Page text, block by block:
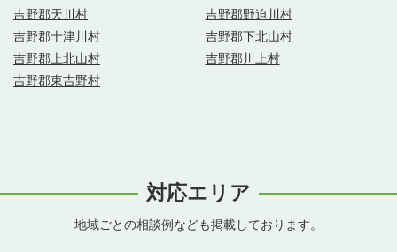
吉野郡天川村
吉野郡野迫川村
吉野郡十津川村
吉野郡下北山村
吉野郡上北山村
吉野郡川上村
吉野郡東吉野村
対応エリア
地域ごとの相談例なども掲載しております。